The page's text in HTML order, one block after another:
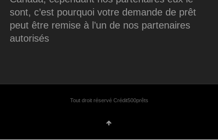
sont, c’est pourquoi votre demande de prêt
peut être remise à l’un de nos partenaires
autorisés
Tout droit réservé Crédit500prêts